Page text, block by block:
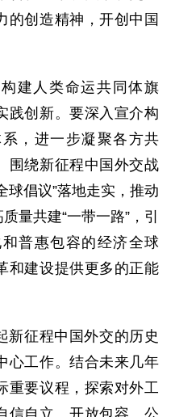
的创造精神，开创中国
建人类命运共同体旗
践创新。要深入宣介构
，进一步凝聚各方共
围绕新征程中国外交战
球倡议”落地走实，推动
量共建“一带一路”，引
普惠包容的经济全球
和建设提供更多的正能
新征程中国外交的历史
心工作。结合未来几年
重要议程，探索对外工
信自立、开放包容、公